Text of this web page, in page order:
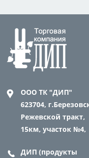
ООО ТК "ДИП"
623704,
Режевской тракт,
15км, участок №4,
ДИП (продукты